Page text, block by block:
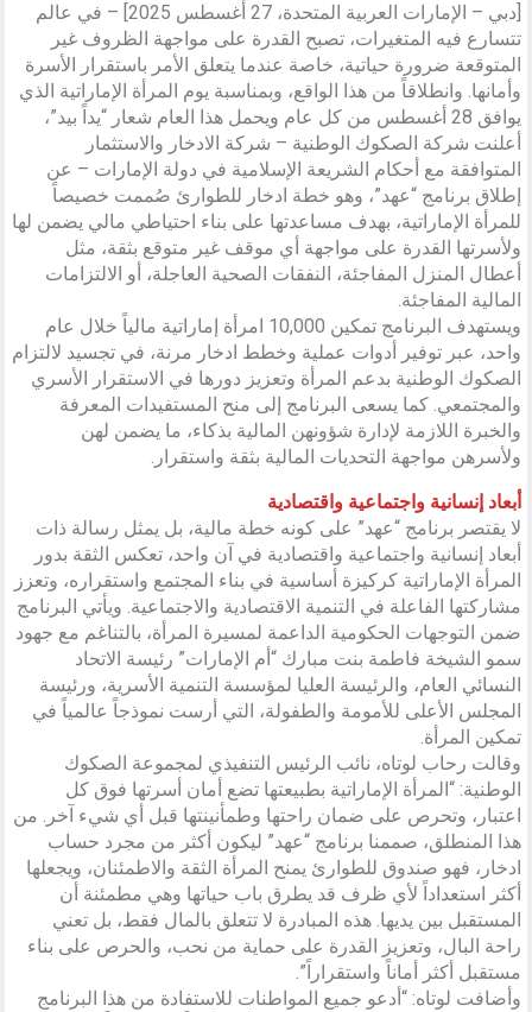
[دبي – الإمارات العربية المتحدة، 27 أغسطس 2025] – في عالم
تتسارع فيه المتغيرات، تصبح القدرة على مواجهة الظروف غير
المتوقعة ضرورة حياتية، خاصة عندما يتعلق الأمر باستقرار الأسرة
وأمانها. وانطلاقاً من هذا الواقع، وبمناسبة يوم المرأة الإماراتية الذي
يوافق 28 أغسطس من كل عام ويحمل هذا العام شعار “يداً بيد”،
أعلنت شركة الصكوك الوطنية – شركة الادخار والاستثمار
المتوافقة مع أحكام الشريعة الإسلامية في دولة الإمارات – عن
إطلاق برنامج “عهد”، وهو خطة ادخار للطوارئ صُممت خصيصاً
للمرأة الإماراتية، بهدف مساعدتها على بناء احتياطي مالي يضمن لها
ولأسرتها القدرة على مواجهة أي موقف غير متوقع بثقة، مثل
أعطال المنزل المفاجئة، النفقات الصحية العاجلة، أو الالتزامات
المالية المفاجئة.
ويستهدف البرنامج تمكين 10,000 امرأة إماراتية مالياً خلال عام
واحد، عبر توفير أدوات عملية وخطط ادخار مرنة، في تجسيد لالتزام
الصكوك الوطنية بدعم المرأة وتعزيز دورها في الاستقرار الأسري
والمجتمعي. كما يسعى البرنامج إلى منح المستفيدات المعرفة
والخبرة اللازمة لإدارة شؤونهن المالية بذكاء، ما يضمن لهن
ولأسرهن مواجهة التحديات المالية بثقة واستقرار.
أبعاد إنسانية واجتماعية واقتصادية
لا يقتصر برنامج “عهد” على كونه خطة مالية، بل يمثل رسالة ذات
أبعاد إنسانية واجتماعية واقتصادية في آن واحد، تعكس الثقة بدور
المرأة الإماراتية كركيزة أساسية في بناء المجتمع واستقراره، وتعزز
مشاركتها الفاعلة في التنمية الاقتصادية والاجتماعية. ويأتي البرنامج
ضمن التوجهات الحكومية الداعمة لمسيرة المرأة، بالتناغم مع جهود
سمو الشيخة فاطمة بنت مبارك “أم الإمارات” رئيسة الاتحاد
النسائي العام، والرئيسة العليا لمؤسسة التنمية الأسرية، ورئيسة
المجلس الأعلى للأمومة والطفولة، التي أرست نموذجاً عالمياً في
تمكين المرأة.
وقالت رحاب لوتاه، نائب الرئيس التنفيذي لمجموعة الصكوك
الوطنية: “المرأة الإماراتية بطبيعتها تضع أمان أسرتها فوق كل
اعتبار، وتحرص على ضمان راحتها وطمأنينتها قبل أي شيء آخر. من
هذا المنطلق، صممنا برنامج “عهد” ليكون أكثر من مجرد حساب
ادخار، فهو صندوق للطوارئ يمنح المرأة الثقة والاطمئنان، ويجعلها
أكثر استعداداً لأي ظرف قد يطرق باب حياتها وهي مطمئنة أن
المستقبل بين يديها. هذه المبادرة لا تتعلق بالمال فقط، بل تعني
راحة البال، وتعزيز القدرة على حماية من نحب، والحرص على بناء
مستقبل أكثر أماناً واستقراراً”.
وأضافت لوتاه: “أدعو جميع المواطنات للاستفادة من هذا البرنامج